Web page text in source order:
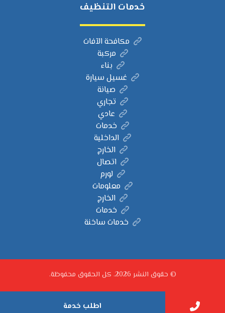
خدمات التنظيف
مكافحة الآفات
مركبة
بناء
غسيل سيارة
صيانة
تجاري
عادي
خدمات
الداخلية
الخارج
اتصال
لورم
معلومات
الخارج
خدمات
خدمات ساخنة
© حقوق النشر 2026. كل الحقوق محفوظة.
اطلب خدمة